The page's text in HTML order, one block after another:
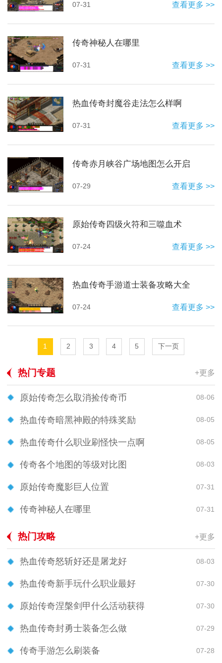
07-31 查看更多 >>
传奇神秘人在哪里
07-31 查看更多 >>
热血传奇封魔谷走法怎么样啊
07-31 查看更多 >>
传奇赤月峡谷广场地图怎么开启
07-29 查看更多 >>
原始传奇四级火符和三噬血术
07-24 查看更多 >>
热血传奇手游道士装备攻略大全
07-24 查看更多 >>
1 2 3 4 5 下一页
热门专题 +更多
原始传奇怎么取消捡传奇币 08-06
热血传奇暗黑神殿的特殊奖励 08-05
热血传奇什么职业刷怪快一点啊 08-05
传奇各个地图的等级对比图 08-03
原始传奇魔影巨人位置 07-31
传奇神秘人在哪里 07-31
热门攻略 +更多
热血传奇怒斩好还是屠龙好 08-03
热血传奇新手玩什么职业最好 07-30
原始传奇涅槃剑甲什么活动获得 07-30
热血传奇封勇士装备怎么做 07-29
传奇手游怎么刷装备 07-28